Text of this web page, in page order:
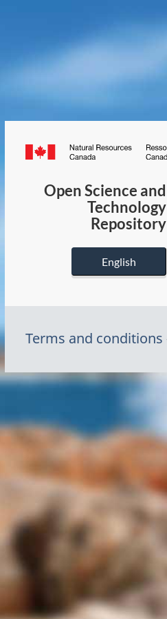
Canada.ca
Open Science and
Technology
Repository
English
Terms and conditions